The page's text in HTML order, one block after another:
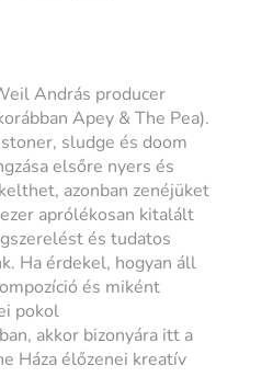
András producer
Apey & The Pea).
sludge és doom
elsőre nyers és
azonban zenéjüket
aprólékosan kitalált
és tudatos
Ha érdekel, hogyan áll
és miként
pokol
akkor bizonyára itt a
Háza élőzenei kreatív